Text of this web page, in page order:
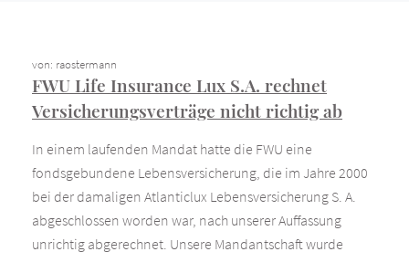
von: raostermann
FWU Life Insurance Lux S.A. rechnet
Versicherungsverträge nicht richtig ab
In einem laufenden Mandat hatte die FWU eine
fondsgebundene Lebensversicherung, die im Jahre 2000
bei der damaligen Atlanticlux Lebensversicherung S. A.
abgeschlossen worden war, nach unserer Auffassung
unrichtig abgerechnet. Unsere Mandantschaft wurde